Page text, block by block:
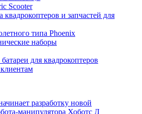
Scooter
квадрокоптеров и запчастей для
типа Phoenix
наборы
для квадрокоптеров